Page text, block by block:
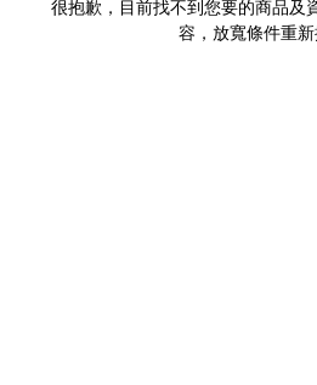
很抱歉，目前找不到您要的商品及
容，放寬條件重新